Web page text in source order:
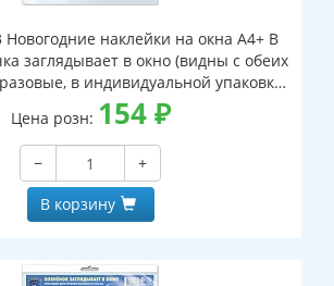
наклейки на окна А4+ В
заглядывает в окно (видны с обеих
в индивидуальной упаковке,
и клеевым клапаном)
Цена розн: 154₽
−
+
В корзину